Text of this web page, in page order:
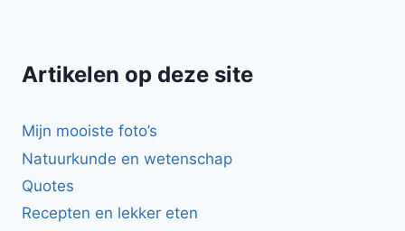
Artikelen op deze site
Mijn mooiste foto’s
Natuurkunde en wetenschap
Quotes
Recepten en lekker eten